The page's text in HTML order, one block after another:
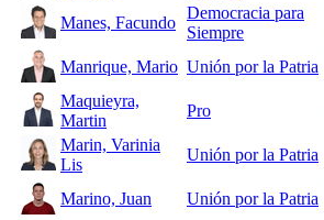
Manes, Facundo
Democracia para
Siempre
Manrique, Mario Unión por la Patria
Maquieyra,
Martin
Pro
Marin, Varinia
Lis
Unión por la Patria
Marino, Juan Unión por la Patria